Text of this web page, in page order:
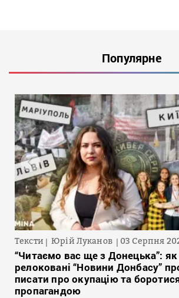
Популярне
Тексти Юрій Луканов 03 Серпня
“Читаємо вас ще з Донецька”: як
релоковані “Новини Донбасу”
писати про окупацію та
пропагандою